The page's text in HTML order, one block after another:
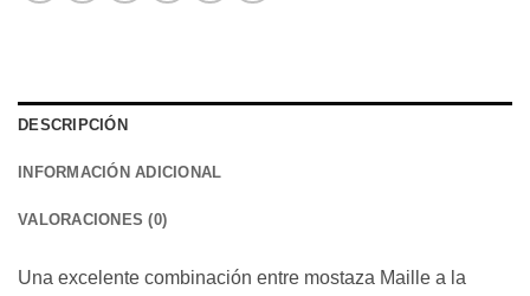
DESCRIPCIÓN
INFORMACIÓN ADICIONAL
VALORACIONES (0)
Una excelente combinación entre mostaza Maille a la